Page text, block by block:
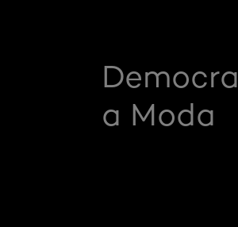
a Moda